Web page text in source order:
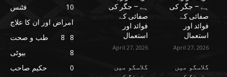
ہے – جگر کی
صفائی کے
فوائد اور
استعمال
April 27, 2026
گلاسگو میں
ہے – جگر کی
صفائی کے
فوائد اور
استعمال
April 27, 2026
گلاسگو میں
فٹنس
10
امراض اور ان کا علاج
8
طب و صحت
8
بیوٹی
8
حکیم صاحب
0